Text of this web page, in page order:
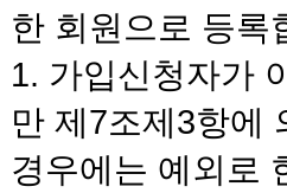
한 회원으로 등록
1. 가입신청자가
만 제7조제3항에
경우에는 예외로